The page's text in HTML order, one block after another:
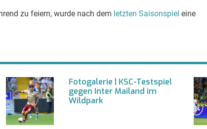
zu feiern, wurde nach dem letzten Saisonspiel eine
Fotogalerie | KSC-Testspiel
gegen Inter Mailand im
Wildpark